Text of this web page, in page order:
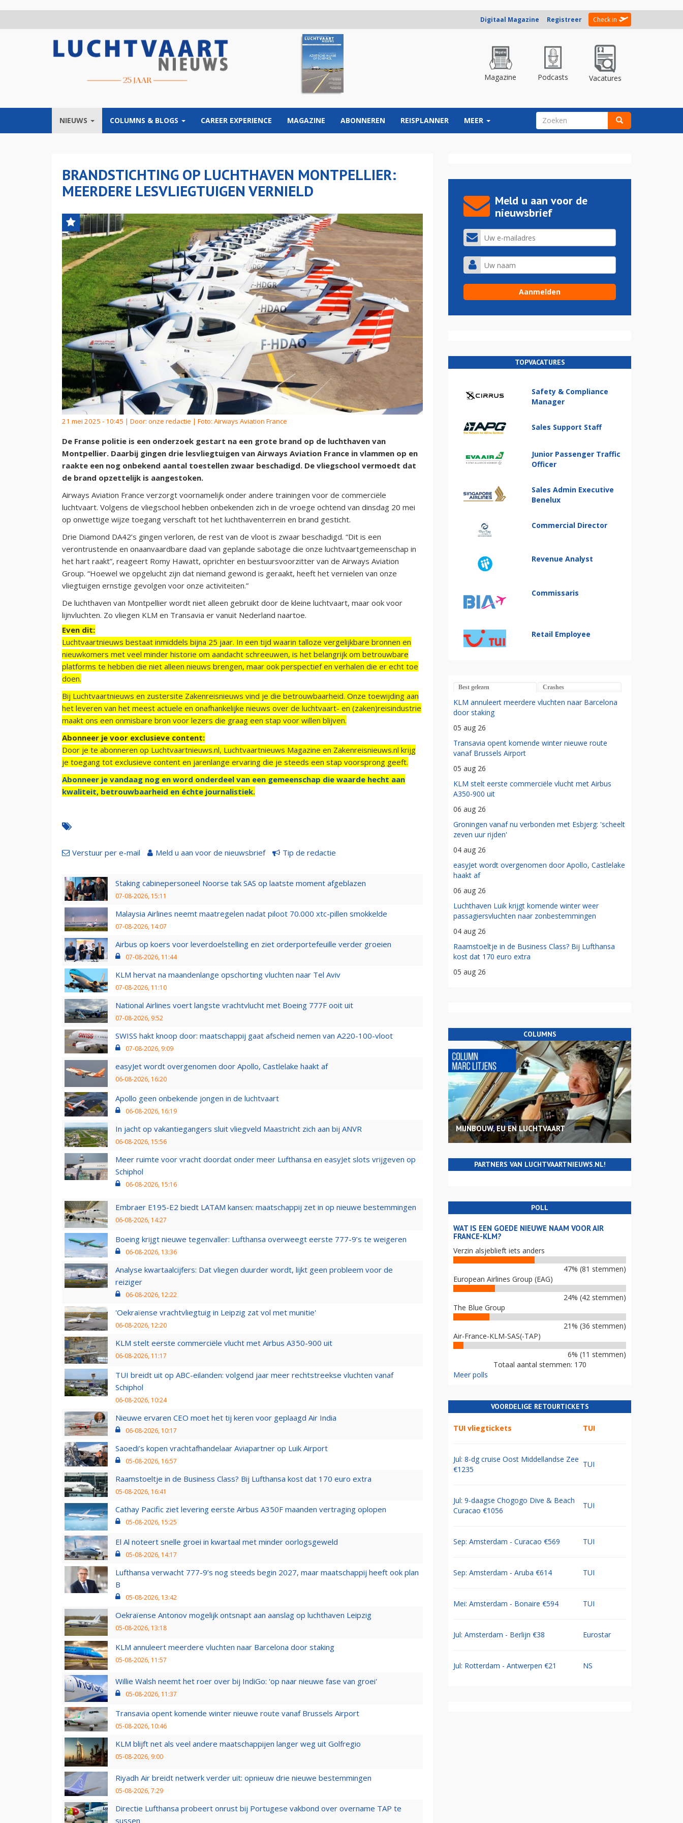
Digitaal Magazine Registreer Check in
Magazine Podcasts Vacatures
NIEUWS COLUMNS & BLOGS CAREER EXPERIENCE MAGAZINE ABONNEREN REISPLANNER MEER ZOEKVELD
BRANDSTICHTING OP LUCHTHAVEN MONTPELLIER:
MEERDERE LESVLIEGTUIGEN VERNIELD
21 mei 2025 - 10:45 | Door: onze redactie | Foto: Airways Aviation France
De Franse politie is een onderzoek gestart na een grote brand op de luchthaven van
Montpellier. Daarbij gingen drie lesvliegtuigen van Airways Aviation France in vlammen op en
raakte een nog onbekend aantal toestellen zwaar beschadigd. De vliegschool vermoedt dat
de brand opzettelijk is aangestoken.
Airways Aviation France verzorgt voornamelijk onder andere trainingen voor de commerciële
luchtvaart. Volgens de vliegschool hebben onbekenden zich in de vroege ochtend van dinsdag 20 mei
op onwettige wijze toegang verschaft tot het luchthaventerrein en brand gesticht.
Drie Diamond DA42’s gingen verloren, de rest van de vloot is zwaar beschadigd. “Dit is een
verontrustende en onaanvaardbare daad van geplande sabotage die onze luchtvaartgemeenschap in
het hart raakt”, reageert Romy Hawatt, oprichter en bestuursvoorzitter van de Airways Aviation
Group. “Hoewel we opgelucht zijn dat niemand gewond is geraakt, heeft het vernielen van onze
vliegtuigen ernstige gevolgen voor onze activiteiten.”
De luchthaven van Montpellier wordt niet alleen gebruikt door de kleine luchtvaart, maar ook voor
lijnvluchten. Zo vliegen KLM en Transavia er vanuit Nederland naartoe.
Even dit:
Luchtvaartnieuws bestaat inmiddels bijna 25 jaar. In een tijd waarin talloze vergelijkbare bronnen en
nieuwkomers met veel minder historie om aandacht schreeuwen, is het belangrijk om betrouwbare
platforms te hebben die niet alleen nieuws brengen, maar ook perspectief en verhalen die er echt toe
doen.
Bij Luchtvaartnieuws en zustersite Zakenreisnieuws vind je die betrouwbaarheid. Onze toewijding aan
het leveren van het meest actuele en onafhankelijke nieuws over de luchtvaart- en (zaken)reisindustrie
maakt ons een onmisbare bron voor lezers die graag een stap voor willen blijven.
Abonneer je voor exclusieve content:
Door je te abonneren op Luchtvaartnieuws.nl, Luchtvaartnieuws Magazine en Zakenreisnieuws.nl krijg
je toegang tot exclusieve content en jarenlange ervaring die je steeds een stap voorsprong geeft.
Abonneer je vandaag nog en word onderdeel van een gemeenschap die waarde hecht aan
kwaliteit, betrouwbaarheid en échte journalistiek.
Verstuur per e-mail Meld u aan voor de nieuwsbrief Tip de redactie
Staking cabinepersoneel Noorse tak SAS op laatste moment afgeblazen
07-08-2026, 15:11
Malaysia Airlines neemt maatregelen nadat piloot 70.000 xtc-pillen smokkelde
07-08-2026, 14:07
Airbus op koers voor leverdoelstelling en ziet orderportefeuille verder groeien
07-08-2026, 11:44
KLM hervat na maandenlange opschorting vluchten naar Tel Aviv
07-08-2026, 11:10
National Airlines voert langste vrachtvlucht met Boeing 777F ooit uit
07-08-2026, 9:52
SWISS hakt knoop door: maatschappij gaat afscheid nemen van A220-100-vloot
07-08-2026, 9:09
easyJet wordt overgenomen door Apollo, Castlelake haakt af
06-08-2026, 16:20
Apollo geen onbekende jongen in de luchtvaart
06-08-2026, 16:19
In jacht op vakantiegangers sluit vliegveld Maastricht zich aan bij ANVR
06-08-2026, 15:56
Meer ruimte voor vracht doordat onder meer Lufthansa en easyJet slots vrijgeven op
Schiphol
06-08-2026, 15:16
Embraer E195-E2 biedt LATAM kansen: maatschappij zet in op nieuwe bestemmingen
06-08-2026, 14:27
Boeing krijgt nieuwe tegenvaller: Lufthansa overweegt eerste 777-9’s te weigeren
06-08-2026, 13:36
Analyse kwartaalcijfers: Dat vliegen duurder wordt, lijkt geen probleem voor de
reiziger
06-08-2026, 12:22
'Oekraïense vrachtvliegtuig in Leipzig zat vol met munitie'
06-08-2026, 12:20
KLM stelt eerste commerciële vlucht met Airbus A350-900 uit
06-08-2026, 11:17
TUI breidt uit op ABC-eilanden: volgend jaar meer rechtstreekse vluchten vanaf
Schiphol
06-08-2026, 10:24
Nieuwe ervaren CEO moet het tij keren voor geplaagd Air India
06-08-2026, 10:17
Saoedi’s kopen vrachtafhandelaar Aviapartner op Luik Airport
05-08-2026, 16:57
Raamstoeltje in de Business Class? Bij Lufthansa kost dat 170 euro extra
05-08-2026, 16:41
Cathay Pacific ziet levering eerste Airbus A350F maanden vertraging oplopen
05-08-2026, 15:25
El Al noteert snelle groei in kwartaal met minder oorlogsgeweld
05-08-2026, 14:17
Lufthansa verwacht 777-9’s nog steeds begin 2027, maar maatschappij heeft ook plan
B
05-08-2026, 13:42
Oekraïense Antonov mogelijk ontsnapt aan aanslag op luchthaven Leipzig
05-08-2026, 13:18
KLM annuleert meerdere vluchten naar Barcelona door staking
05-08-2026, 11:57
Willie Walsh neemt het roer over bij IndiGo: 'op naar nieuwe fase van groei'
05-08-2026, 11:37
Transavia opent komende winter nieuwe route vanaf Brussels Airport
05-08-2026, 10:46
KLM blijft net als veel andere maatschappijen langer weg uit Golfregio
05-08-2026, 9:00
Riyadh Air breidt netwerk verder uit: opnieuw drie nieuwe bestemmingen
05-08-2026, 7:29
Directie Lufthansa probeert onrust bij Portugese vakbond over overname TAP te
sussen
Meld u aan voor de
nieuwsbrief
TOPVACATURES
Safety & Compliance
Manager
Sales Support Staff
Junior Passenger Traffic
Officer
Sales Admin Executive
Benelux
Commercial Director
Revenue Analyst
Commissaris
Retail Employee
Best gelezen Crashes
KLM annuleert meerdere vluchten naar Barcelona
door staking
05 aug 26
Transavia opent komende winter nieuwe route
vanaf Brussels Airport
05 aug 26
KLM stelt eerste commerciële vlucht met Airbus
A350-900 uit
06 aug 26
Groningen vanaf nu verbonden met Esbjerg: 'scheelt
zeven uur rijden'
04 aug 26
easyJet wordt overgenomen door Apollo, Castlelake
haakt af
06 aug 26
Luchthaven Luik krijgt komende winter weer
passagiersvluchten naar zonbestemmingen
04 aug 26
Raamstoeltje in de Business Class? Bij Lufthansa
kost dat 170 euro extra
05 aug 26
COLUMNS
MIJNBOUW, EU EN LUCHTVAART
PARTNERS VAN LUCHTVAARTNIEUWS.NL!
POLL
WAT IS EEN GOEDE NIEUWE NAAM VOOR AIR
FRANCE-KLM?
Verzin alsjeblieft iets anders
47% (81 stemmen)
European Airlines Group (EAG)
24% (42 stemmen)
The Blue Group
21% (36 stemmen)
Air-France-KLM-SAS(-TAP)
6% (11 stemmen)
Totaal aantal stemmen: 170
Meer polls
VOORDELIGE RETOURTICKETS
TUI vliegtickets TUI
Jul: 8-dg cruise Oost Middellandse Zee
€1235
TUI
Jul: 9-daagse Chogogo Dive & Beach
Curacao €1056
TUI
Sep: Amsterdam - Curacao €569 TUI
Sep: Amsterdam - Aruba €614 TUI
Mei: Amsterdam - Bonaire €594 TUI
Jul: Amsterdam - Berlijn €38 Eurostar
Jul: Rotterdam - Antwerpen €21 NS